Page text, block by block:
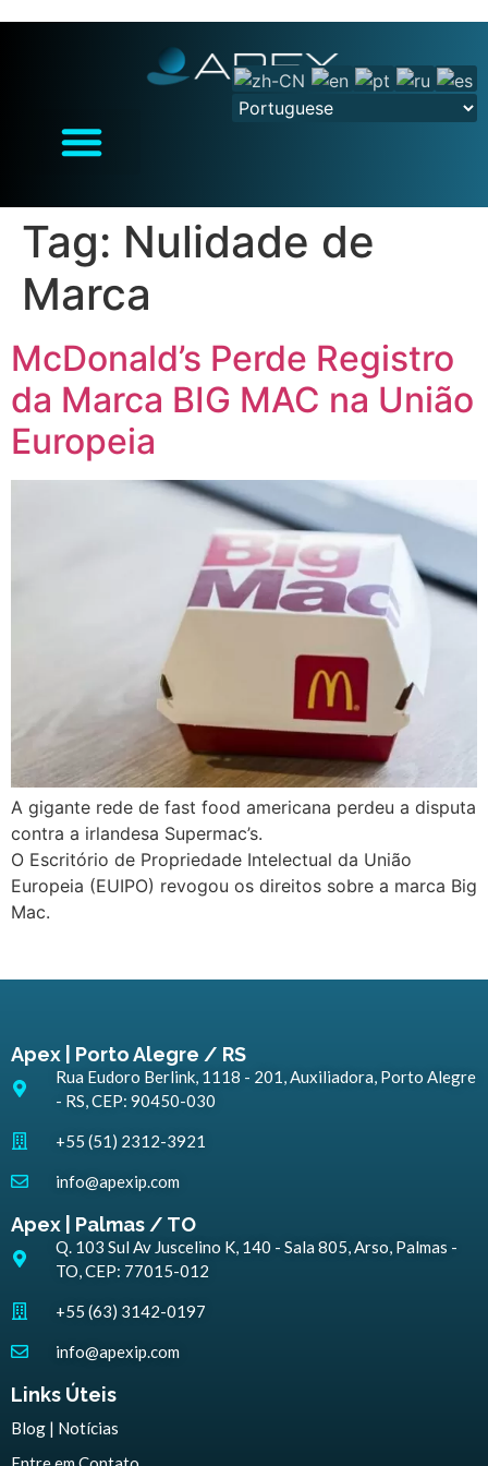
Tag: Nulidade de
Marca
McDonald’s Perde Registro
da Marca BIG MAC na União
Europeia
A gigante rede de fast food americana perdeu a disputa
contra a irlandesa Supermac’s.
O Escritório de Propriedade Intelectual da União
Europeia (EUIPO) revogou os direitos sobre a marca Big
Mac.
Apex | Porto Alegre / RS
Rua Eudoro Berlink, 1118 - 201, Auxiliadora, Porto Alegre
- RS, CEP: 90450-030
+55 (51) 2312-3921
info@apexip.com
Apex | Palmas / TO
Q. 103 Sul Av Juscelino K, 140 - Sala 805, Arso, Palmas -
TO, CEP: 77015-012
+55 (63) 3142-0197
info@apexip.com
Links Úteis
Blog | Notícias